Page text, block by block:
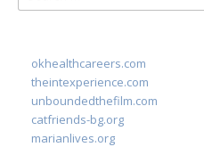
for:
okhealthcareers.com
theintexperience.com
unboundedthefilm.com
catfriends-bg.org
marianlives.org